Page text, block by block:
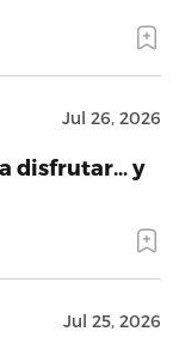
Jul 26, 2026
disfrutar… y
Jul 25, 2026